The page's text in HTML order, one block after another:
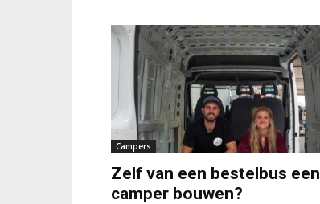
Campers
Zelf van een bestelbus een
camper bouwen?